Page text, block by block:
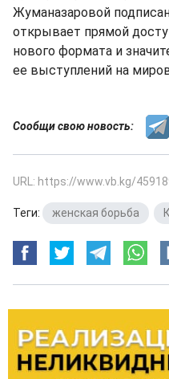
Жуманазаровой
открывает прямой
нового формата и
ее выступлений на
Сообщи свою новость:
URL: https://www.vb.kg/
Теги: женская борьба